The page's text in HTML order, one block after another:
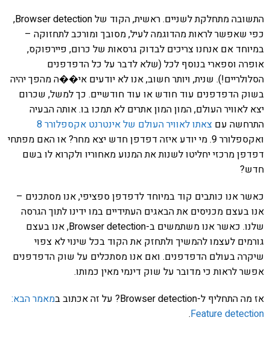
התשובה מתחלקת לשניים. ראשית, הקוד של Browser detection,
כפי שאפשר לראות מהדוגמה לעיל, מסובך ומורכב לתחזוקה –
במיוחד אם אנחנו צריכים לבדוק גרסאות של כרום, פיירפוקס,
אופרה וספארי בנוסף לכל (שלא לדבר על כל הדפדפנים
הסלולריים!). שנית, ויותר חשוב, אנו לא יודעים אי��ה מהפך יהיה
בשוק הדפדפנים עוד חודש או עוד חודשיים. כך למשל, שכרום
יצא לאוויר העולם, המון המון אתרים לא תמכו בו. אותה הבעיה
התרחשה עם צאתו לאוויר העולם של אינטרנט אקספלורר 8
ואקספלורר 9. מי יודע איזה דפדפן חדש יצא מחר? או האם מפתחי
דפדפן מרכזי יחליטו לשנות את המנוע מאחוריו ולקרוא לו בשם
חדש?
כאשר אנו כותבים קוד במיוחד לדפדפן ספציפי, אנו מסתכנים –
אנו בעצם מכניסים את הבאגים העתידיים במו ידינו לתוך הגרסה
שלנו. כאשר אנו משתמשים ב-Browser detection, אנו בעצם
גורמים לעצמו להמשיך ולתחזק את הקוד בכל שינוי לא צפוי
שיקרה בעולם הדפדפנים. ואם אנו מסתכלים על שוק הדפדפנים
אפשר לראות כי מדובר על שוק דינמי מאין כמותו.
אז מה התחליף ל-Browser detection? על זה אכתוב ב
מאמר הבא:
Feature detection
.